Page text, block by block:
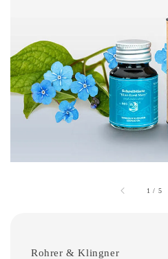
1 / 5
Rohrer & Klingner